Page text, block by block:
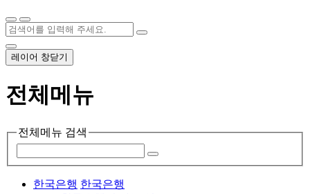
레이어 창닫기
전체메뉴
전체메뉴 검색
한국은행 한국은행